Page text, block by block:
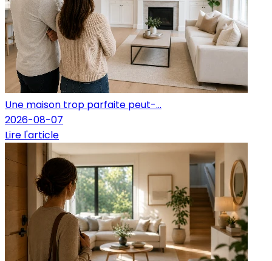
Une maison trop parfaite peut-...
2026-08-07
Lire l'article